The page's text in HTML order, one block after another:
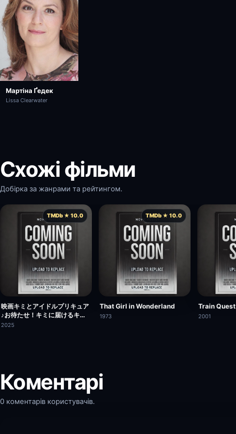
Мартіна Ґедек
Lissa Clearwater
Схожі фільми
Добірка за жанрами та рейтингом.
TMDb ★ 10.0
映画キミとアイドルプリキュア
♪お待たせ！キミに届けるキラ
ッキライブ！
2025
TMDb ★ 10.0
That Girl in Wonderland
1973
Train Quest
2001
Коментарі
0 коментарів користувачів.